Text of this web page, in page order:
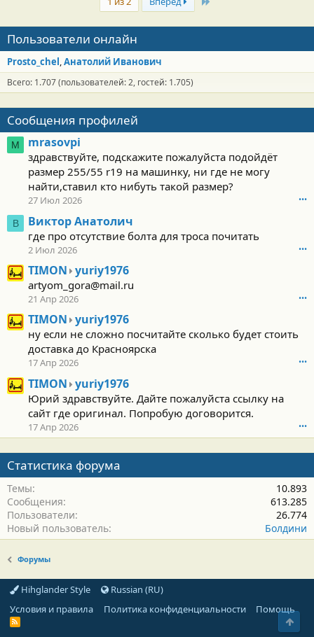
Пользователи онлайн
Prosto_chel Анатолий Иванович
Всего: 1.707 (пользователей: 2, гостей: 1.705)
Сообщения профилей
M mrasovpi
здравствуйте, подскажите пожалуйста подойдёт
размер 255/55 r19 на машинку, ни где не могу
найти,ставил кто нибуть такой размер?
27 Июл 2026 •••
В Виктор Анатолич
где про отсутствие болта для троса почитать
2 Июл 2026 •••
TIMON yuriy1976T
I
M
N
н
п
с
а
л
(
в
r
i
y
artyom_gora@mail.ru
21 Апр 2026 •••
TIMON yuriy1976T
I
M
O
н
п
и
л
а
о
л
е
y
ну если не сложно посчитайте сколько будет стоить
доставка до Красноярска
17 Апр 2026 •••
TIMON yuriy1976T
M
O
а
п
р
о
Юрий здравствуйте. Дайте пожалуйста ссылку на
сайт где оригинал. Попробую договорится.
17 Апр 2026 •••
Статистика форума
Темы
10.893
Сообщения
613.285
Пользователи
26.774
Новый пользователь
Болдини
Форумы
Hihglander Style
Russian (RU)
Условия и правила
Политика конфиденциальности Помощь
R